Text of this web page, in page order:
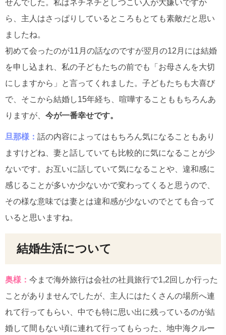
せんでした。私はネチネチとしつこい人が大嫌いですか
ら、主人はさっぱりしているところもとても素敵だと思い
ましたね。
初めて会ったのが11月の話なのですが翌月の12月には結婚
を申し込まれ、私の子どもたちの前でも「お母さんを大切
にしますから」と言ってくれました。子どもたちも大喜び
で、そこから結婚し15年経ち、喧嘩することももちろんあ
りますが、 今が一番幸せです。
旦那様： 話の内容によってはもちろん気になることもあり
ますけどね、妻と話していても比較的に気になることが少
ないです。お互いに話していて気になることや、違和感に
感じることが多いか少ないかで変わってくると思うので、
その様な意味では妻とは違和感が少ないのでとても合って
いると思いますね。
結婚生活について
奥様： 今まで海外旅行は会社の社員旅行で1,2回しか行った
ことがありませんでしたが、主人にはたくさんの場所へ連
れて行ってもらい、中でも特に思い出に残っているのが結
婚して間もない頃に連れて行ってもらった、地中海クルー